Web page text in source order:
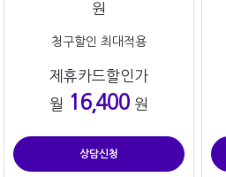
원
청구할인 최대적용
제휴카드할인가
월 16,400원
상담신청